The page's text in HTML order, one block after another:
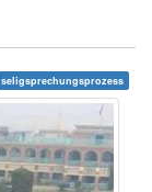
seligsprechungsprozess